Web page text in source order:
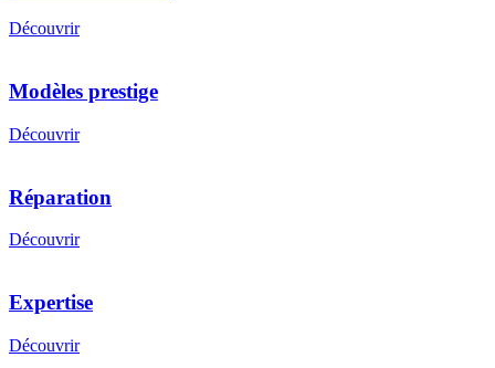
Découvrir
Modèles prestige
Découvrir
Réparation
Découvrir
Expertise
Découvrir